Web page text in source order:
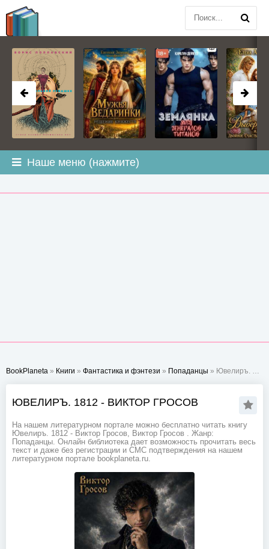
Наше меню (нажмите)
BookPlaneta » Книги » Фантастика и фэнтези » Попаданцы » Ювелиръ. 1812 - Виктор Гросов
ЮВЕЛИРЪ. 1812 - ВИКТОР ГРОСОВ
На нашем литературном портале можно бесплатно читать книгу
Ювелиръ. 1812 - Виктор Гросов, Виктор Гросов . Жанр:
Попаданцы. Онлайн библиотека дает возможность прочитать весь
текст и даже без регистрации и СМС подтверждения на нашем
литературном портале bookplaneta.ru.
BOOKPLANETA.COM